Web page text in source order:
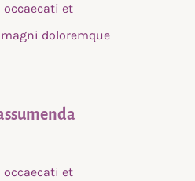
et
doloremque
et